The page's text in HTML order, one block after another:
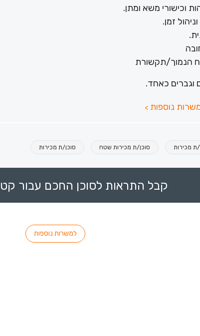
וכישורי משא ומתן.
זמן.
הנמוך/תקשורת
וגברים כאחד.
נוספות >
ת מכירות סוכן/ת מכירות שטח סוכן/ת מכירות
קבל התראות לסוכן החכם עבור
למשרות נוספות